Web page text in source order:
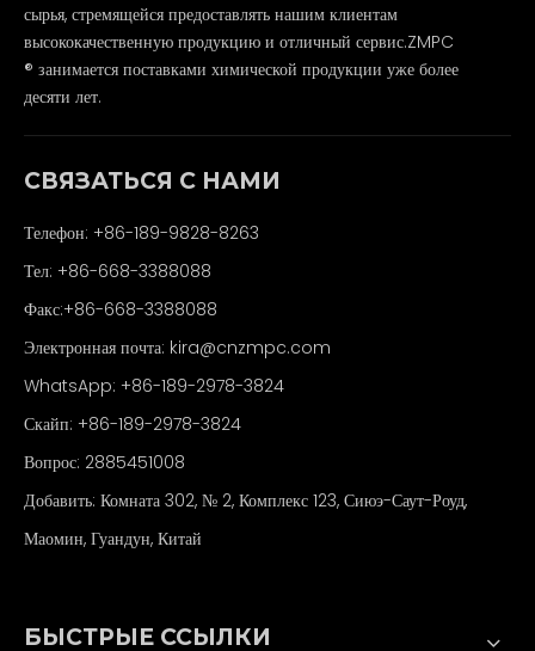
сырья, стремящейся предоставлять нашим клиентам
высококачественную продукцию и отличный сервис.ZMPC
® занимается поставками химической продукции уже более
десяти лет.
СВЯЗАТЬСЯ С НАМИ
Телефон: +86-189-9828-8263
Тел: +86-668-3388088
Факс:+86-668-3388088
Электронная почта: kira@cnzmpc.com
WhatsApp: +86-189-2978-3824
Скайп: +86-189-2978-3824
Вопрос: 2885451008
Добавить: Комната 302, № 2, Комплекс 123, Сиюэ-Саут-Роуд,
Маомин, Гуандун, Китай
БЫСТРЫЕ ССЫЛКИ